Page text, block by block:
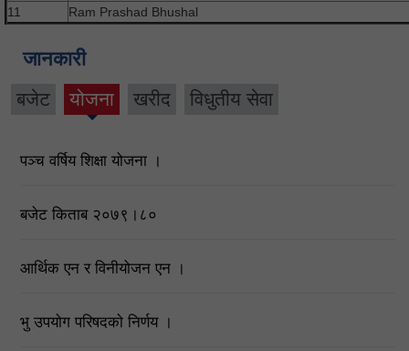
11
Ram Prashad Bhushal
जानकारी
बजेट योजना
(active
खरीद विधुतीय सेवा
पञ्च वर्षिय शिक्षा योजना ।
बजेट किताब २०७९।८०
आर्थिक एन र विनीयोजन एन ।
भु उपयाेग परिषदकाे निर्णय ।